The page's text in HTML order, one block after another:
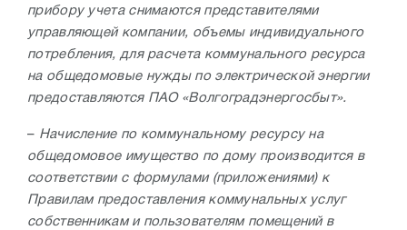
прибору учета снимаются представителями
управляющей компании, объемы индивидуального
потребления, для расчета коммунального ресурса
на общедомовые нужды по электрической энергии
предоставляются ПАО «Волгоградэнергосбыт».
– Начисление по коммунальному ресурсу на
общедомовое имущество по дому производится в
соответствии с формулами (приложениями) к
Правилам предоставления коммунальных услуг
собственникам и пользователям помещений в